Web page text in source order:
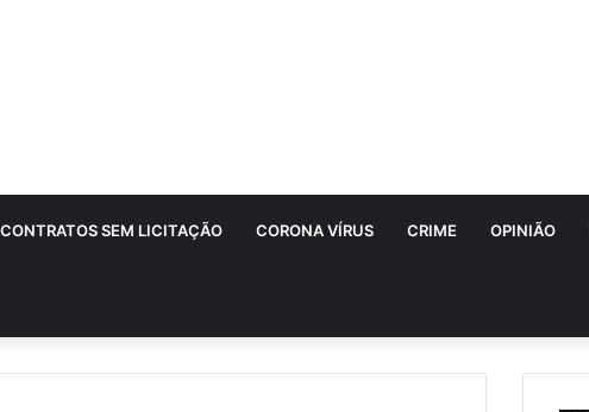
CONTRATOS SEM LICITAÇÃO CORONA VÍRUS CRIME OPINIÃO